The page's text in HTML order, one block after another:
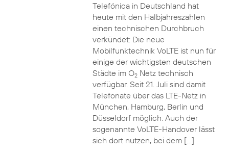
Telefónica in Deutschland hat
heute mit den Halbjahreszahlen
einen technischen Durchbruch
verkündet: Die neue
Mobilfunktechnik VoLTE ist nun für
einige der wichtigsten deutschen
Städte im O2Netz technisch
verfügbar. Seit 21. Juli sind damit
Telefonate über das LTE-Netz in
München, Hamburg, Berlin und
Düsseldorf möglich. Auch der
sogenannte VoLTE-Handover lässt
sich dort nutzen, bei dem […]